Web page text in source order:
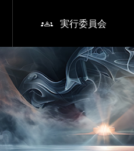
 実行委員会